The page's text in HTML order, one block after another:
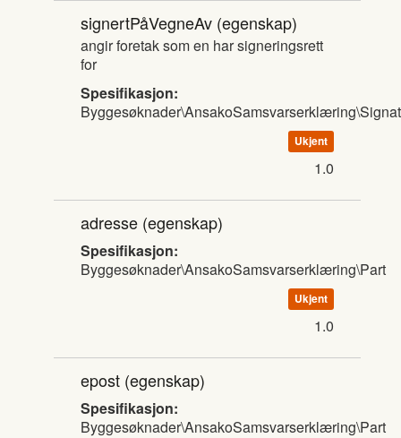
signertPåVegneAv (egenskap)
angir foretak som en har signeringsrett
for
Spesifikasjon:
Ukjent
1.0
adresse (egenskap)
Spesifikasjon:
Byggesøknader\AnsakoSamsvarserklæring\Part
Ukjent
1.0
epost (egenskap)
Spesifikasjon:
Byggesøknader\AnsakoSamsvarserklæring\Part